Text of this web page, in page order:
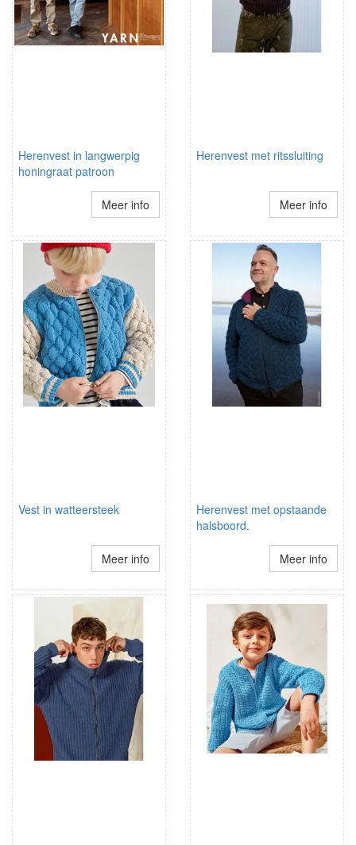
Herenvest in langwerpig
honingraat patroon
Meer info
Herenvest met ritssluiting
Meer info
Vest in watteersteek
Meer info
Herenvest met opstaande
halsboord.
Meer info